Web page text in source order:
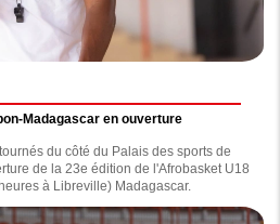
Madagascar en ouverture
du côté du Palais des sports de
de la 23e édition de l'Afrobasket U18
à Libreville) Madagascar.